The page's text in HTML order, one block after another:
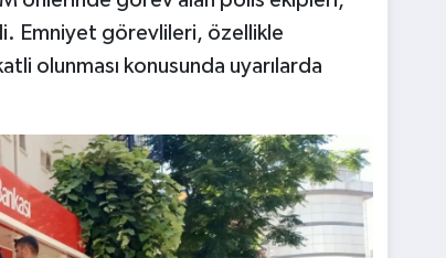
Emniyet görevlileri, özellikle
olunması konusunda uyarılarda